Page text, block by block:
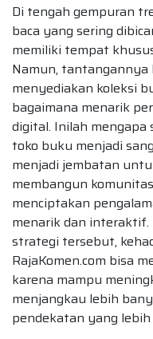
Di tengah gempuran
baca yang sering
memiliki tempat
Namun,
menyediakan koleksi
bagaimana menarik
digital. Inilah
toko buku menjadi
menjadi jembatan
membangun
menciptakan
menarik dan interaktif.
strategi tersebut,
RajaKomen.com bisa
karena mampu
menjangkau lebih
pendekatan yang